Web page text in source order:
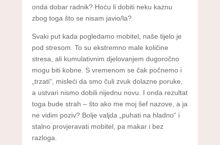
onda dobar radnik? Hoću li dobiti neku kaznu
zbog toga što se nisam javio/la?
Svaki put kada pogledamo mobitel, naše tijelo je
pod stresom. To su ekstremno male količine
stresa, ali kumulativnim djelovanjem dugoročno
mogu biti kobne. S vremenom se čak počnemo i
„trzati“, misleći da smo čuli zvuk dolazne poruke,
a ustvari nismo dobili nijednu novu. I onda rezultat
toga bude strah – što ako me moj šef nazove, a ja
ne vidim poziv? Bolje valjda „puhati na hladno“ i
stalno provjeravati mobitel, pa makar i bez
razloga.